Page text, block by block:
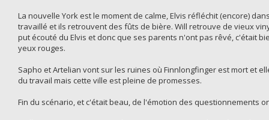
La nouvelle York est le moment de calme, Elvis réfléchit (encore)
travaillé et ils retrouvent des fûts de bière. Will retrouve de vieux
put écouté du Elvis et donc que ses parents n'ont pas rêvé, c'était
yeux rouges.
Sapho et Artelian vont sur les ruines où Finnlongfinger est mort et
du travail mais cette ville est pleine de promesses.
Fin du scénario, et c'était beau, de l'émotion des questionnements